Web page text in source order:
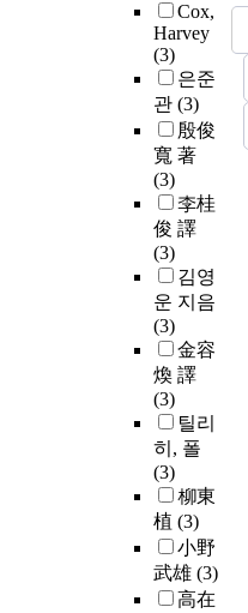
Cox,
Harvey
(3)
은준
관 (3)
殷俊
寬 著
(3)
李桂
俊 譯
(3)
김영
운 지음
(3)
金容
煥 譯
(3)
틸리
히, 폴
(3)
柳東
植 (3)
小野
武雄 (3)
高在